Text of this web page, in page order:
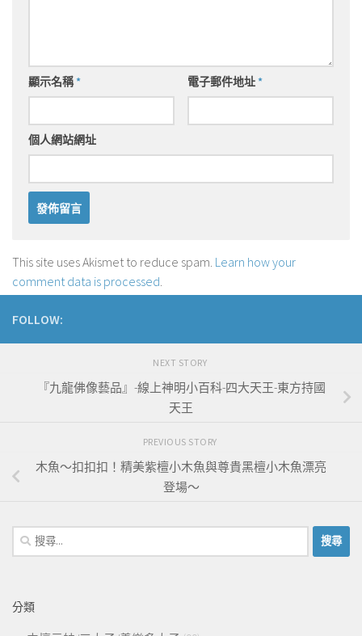
顯示名稱* 電子郵件地址*
個人網站網址
This site uses Akismet to reduce spam. Learn how your
comment data is processed.
FOLLOW:
NEXT STORY
『九龍佛像藝品』-線上神明小百科-四大天王-東方持國
天王
PREVIOUS STORY
木魚～扣扣扣！精美紫檀小木魚與尊貴黑檀小木魚漂亮
登場～
搜
尋
字:
分類